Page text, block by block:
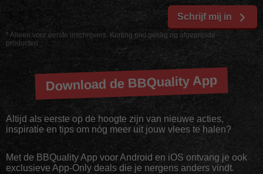
* Alleen voor eerste inschrijvers. Korting niet geldig op afgeprijsde
producten
Schrijf mij in
Download de BBQuality App
Altijd als eerste op de hoogte zijn van nieuwe acties,
inspiratie en tips om nóg meer uit jouw vlees te halen?
Met de BBQuality App voor Android en iOS ontvang je ook
exclusieve App-Only deals die je nergens anders vindt.